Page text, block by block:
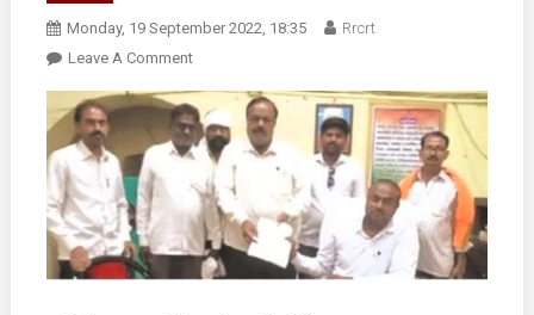
Monday, 19 September 2022, 18:35
Rrcrt
Leave A CommentOn
पिक
नुकसानाची
सरसकट
मदत
जाहीर
करा
!